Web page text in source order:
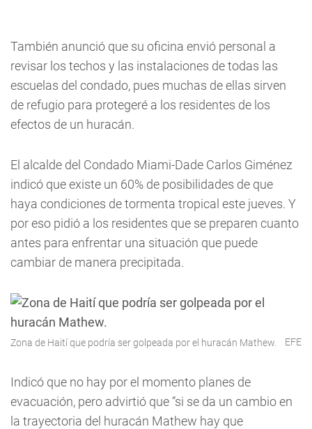
También anunció que su oficina envió personal a
revisar los techos y las instalaciones de todas las
escuelas del condado, pues muchas de ellas sirven
de refugio para protegeré a los residentes de los
efectos de un huracán.
El alcalde del Condado Miami-Dade Carlos Giménez
indicó que existe un 60% de posibilidades de que
haya condiciones de tormenta tropical este jueves. Y
por eso pidió a los residentes que se preparen cuanto
antes para enfrentar una situación que puede
cambiar de manera precipitada.
Zona de Haití que podría ser golpeada por el huracán Mathew. EFE
Indicó que no hay por el momento planes de
evacuación, pero advirtió que “si se da un cambio en
la trayectoria del huracán Mathew hay que